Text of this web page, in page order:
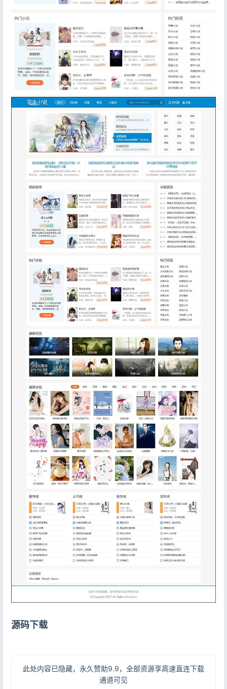
源码下载
此处内容已隐藏，永久赞助9.9，全部资源享高速直连下载
通道可见
登录
没有账号？立即注册